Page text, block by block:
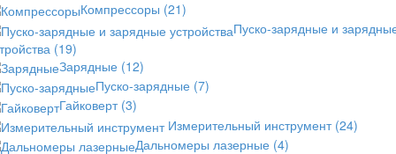
Компрессоры (21)
Пуско-зарядные и
(19)
Зарядные (12)
Пуско-зарядные (7)
Гайковерт (3)
Измерительный инструмент (24)
Дальномеры лазерные (4)